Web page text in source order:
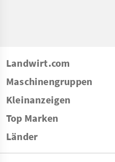
Landwirt.com
Maschinengruppen
Kleinanzeigen
Top Marken
Länder